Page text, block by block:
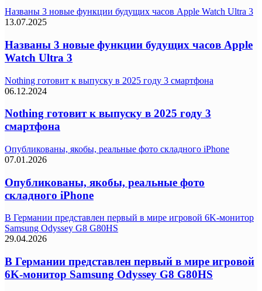
Названы 3 новые функции будущих часов Apple Watch Ultra 3
13.07.2025
Названы 3 новые функции будущих часов Apple
Watch Ultra 3
Nothing готовит к выпуску в 2025 году 3 смартфона
06.12.2024
Nothing готовит к выпуску в 2025 году 3
смартфона
Опубликованы, якобы, реальные фото складного iPhone
07.01.2026
Опубликованы, якобы, реальные фото
складного iPhone
В Германии представлен первый в мире игровой 6K-монитор
Samsung Odyssey G8 G80HS
29.04.2026
В Германии представлен первый в мире игровой
6K-монитор Samsung Odyssey G8 G80HS